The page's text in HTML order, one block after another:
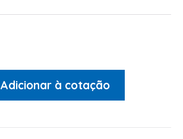
Adicionar à cotação